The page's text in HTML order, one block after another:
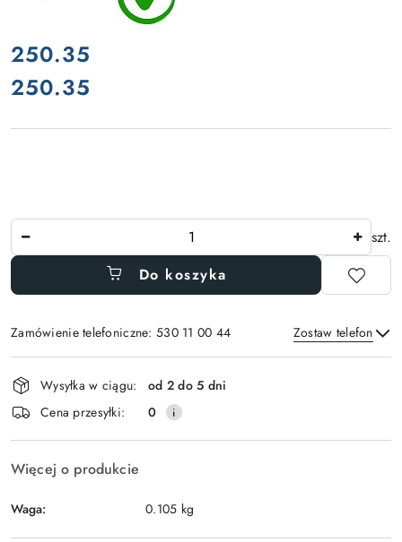
cena:
250.35
Cena:
250.35
szt.
Do koszyka
Zamówienie telefoniczne: 530 11 00 44 Zostaw telefon
Wyślij
Dostępność
i
dostawa
Wysyłka w ciągu:
od 2 do 5 dni
Cena przesyłki:
0
Więcej o produkcie
Waga: 0.105 kg